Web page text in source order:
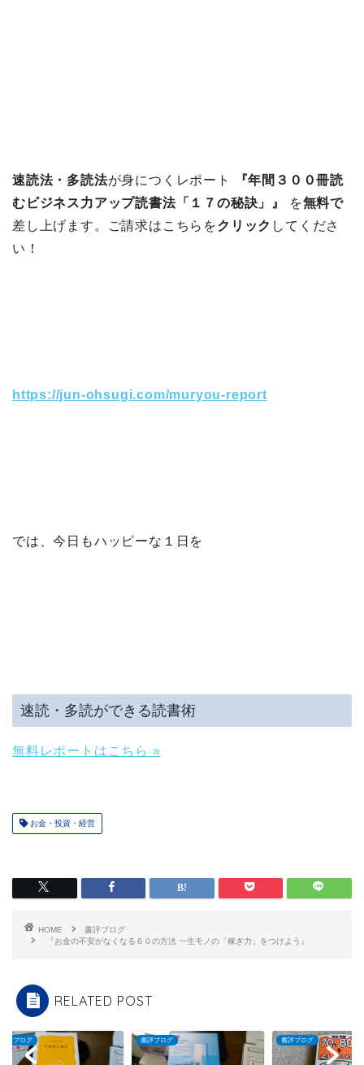
速読法・多読法が身につくレポート
『年間３００冊読
むビジネス力アップ読書法「１７の秘訣」』
を無料で
差し上げます。ご請求はこちらをクリック してくださ
い！
https://jun-ohsugi.com/muryou-report
では、今日もハッピーな１日を
速読・多読ができる読書術
無料レポートはこちら »
お金・投資・経営
HOME
書評ブログ
『お金の不安がなくなる６０の方法 一生モノの「稼ぎ力」をつけよう』
RELATED POST
ログ 書評ブログ 書評ブログ